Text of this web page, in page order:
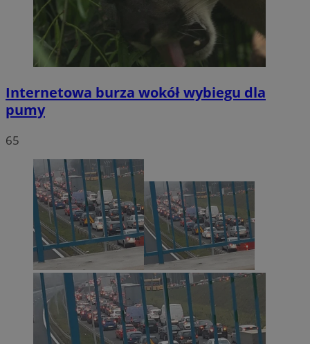
Internetowa burza wokół wybiegu dla
pumy
65